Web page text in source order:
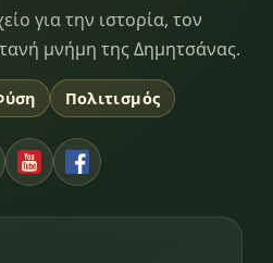
για την ιστορία, τον
μνήμη της Δημητσάνας.
Πολιτισμός